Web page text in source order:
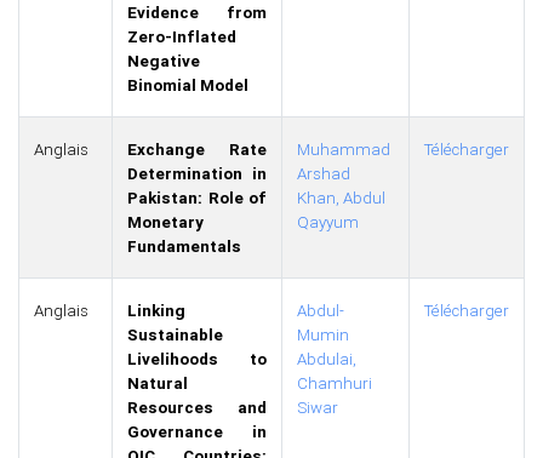
Evidence from
Zero-Inflated
Negative
Binomial Model
Anglais
Exchange Rate
Determination in
Pakistan: Role of
Monetary
Fundamentals
Muhammad
Arshad
Khan, Abdul
Qayyum
Télécharger
Anglais
Linking
Sustainable
Livelihoods to
Natural
Resources and
Governance in
Abdul-
Mumin
Abdulai,
Chamhuri
Siwar
Télécharger